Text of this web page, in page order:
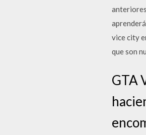
vice city
que son
GTA